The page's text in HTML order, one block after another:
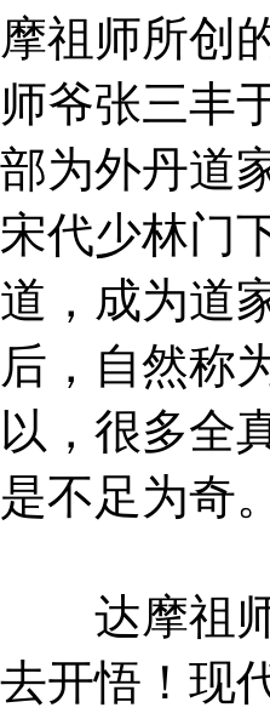
摩祖师所创
师爷张三丰
部为外丹道
宋代少林门
道，成为道
后，自然称
以，很多全
是不足为奇。
达摩祖师
去开悟！现